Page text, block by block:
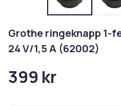
Grothe ringeknapp 1-
24 V/1,5 A (62002)
399 kr